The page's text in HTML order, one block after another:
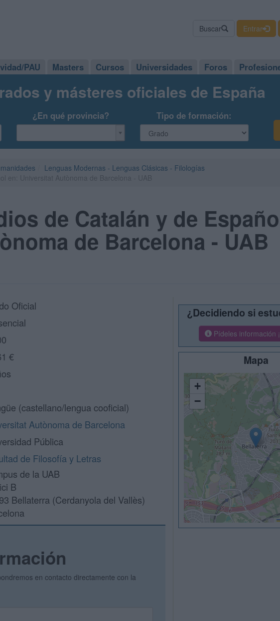
Buscar Entrar
PAU Masters Cursos Universidades Foros
y másteres oficiales de España
¿En qué provincia? Tipo de formación:
Lenguas Modernas - Lenguas Clásicas - Filologías
de Catalán y de
de Barcelona - UAB
Oficial
€
(castellano/lengua cooficial)
Autònoma de Barcelona
Pública
de Filosofía y Letras
de la UAB
B
Bellaterra (Cerdanyola del Vallès)
en contacto directamente con la
¿Decidiendo si
Pídeles información
Mapa
+
−